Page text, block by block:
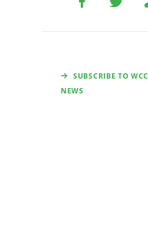
SUBSCRIBE TO WCC
NEWS